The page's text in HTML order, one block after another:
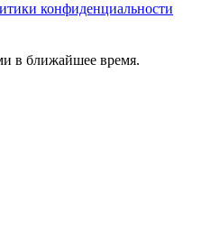
конфиденциальности
в ближайшее время.